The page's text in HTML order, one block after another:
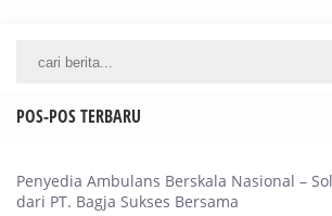
POS-POS TERBARU
Penyedia Ambulans Berskala Nasional –
dari PT. Bagja Sukses Bersama